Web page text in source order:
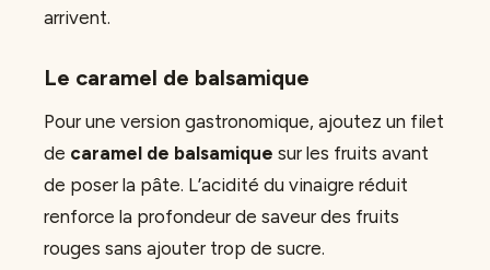
arrivent.
Le caramel de balsamique
Pour une version gastronomique, ajoutez un filet
de caramel de balsamique sur les fruits avant
de poser la pâte. L’acidité du vinaigre réduit
renforce la profondeur de saveur des fruits
rouges sans ajouter trop de sucre.